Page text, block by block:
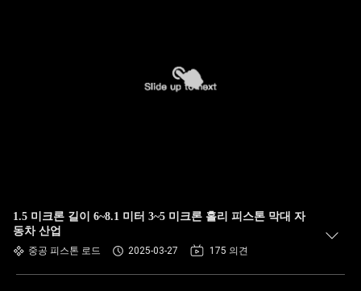
1.5 미크론 길이 6~8.1 미터 3~5 미크론 홀리 피스톤 막대 자
동차 산업
중공 피스톤 로드 2025-03-27 175 의견